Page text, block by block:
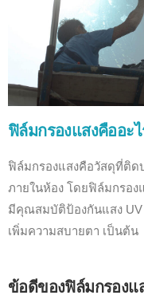
ฟิล์มกรองแสงคืออะ
ฟิล์มกรองแสงคือวัสดุที่ติด
ภายในห้อง โดยฟิล์มกรอ
มีคุณสมบัติป้องกันแสง UV
เพิ่มความสบายตา เป็นต้น
ข้อดีของฟิล์มกรองแ